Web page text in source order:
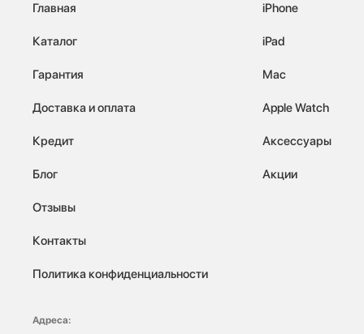
Главная
Каталог
Гарантия
Доставка и оплата
Кредит
Блог
Отзывы
Контакты
Политика конфиденциальности
iPhone
iPad
Mac
Apple Watch
Аксессуары
Акции
Адреса: